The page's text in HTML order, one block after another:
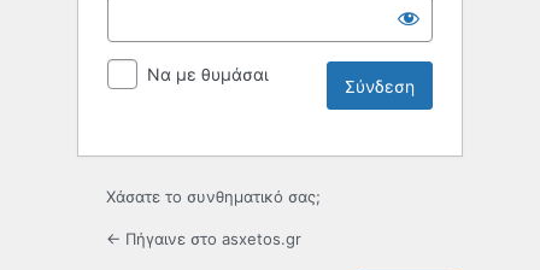
Να με θυμάσαι
Χάσατε το συνθηματικό σας;
← Πήγαινε στο asxetos.gr